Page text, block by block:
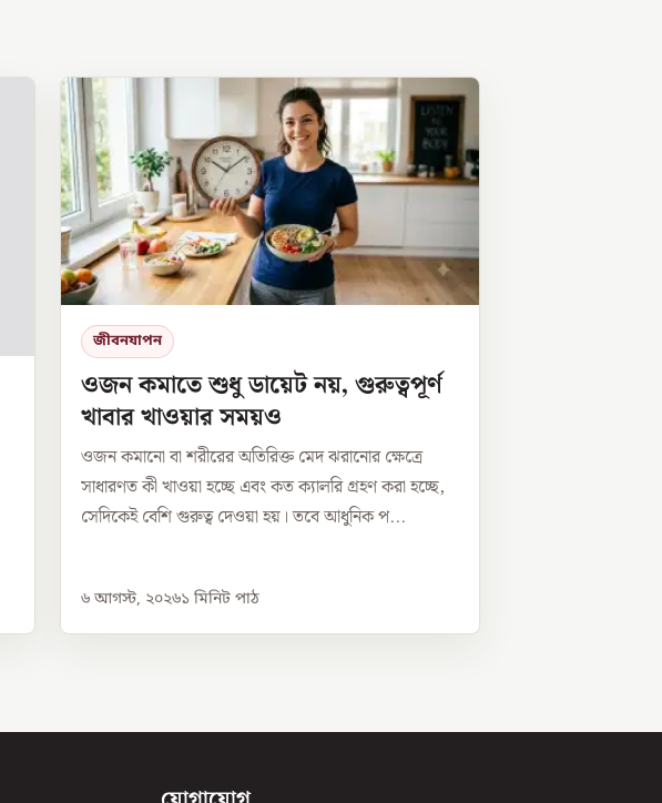
জীবনযাপন
ওজন কমাতে শুধু ডায়েট নয়, গুরুত্বপূর্ণ
খাবার খাওয়ার সময়ও
ওজন কমানো বা শরীরের অতিরিক্ত মেদ ঝরানোর ক্ষেত্রে
সাধারণত কী খাওয়া হচ্ছে এবং কত ক্যালরি গ্রহণ করা হচ্ছে,
সেদিকেই বেশি গুরুত্ব দেওয়া হয়। তবে আধুনিক প...
৬ আগস্ট, ২০২৬১ মিনিট পাঠ